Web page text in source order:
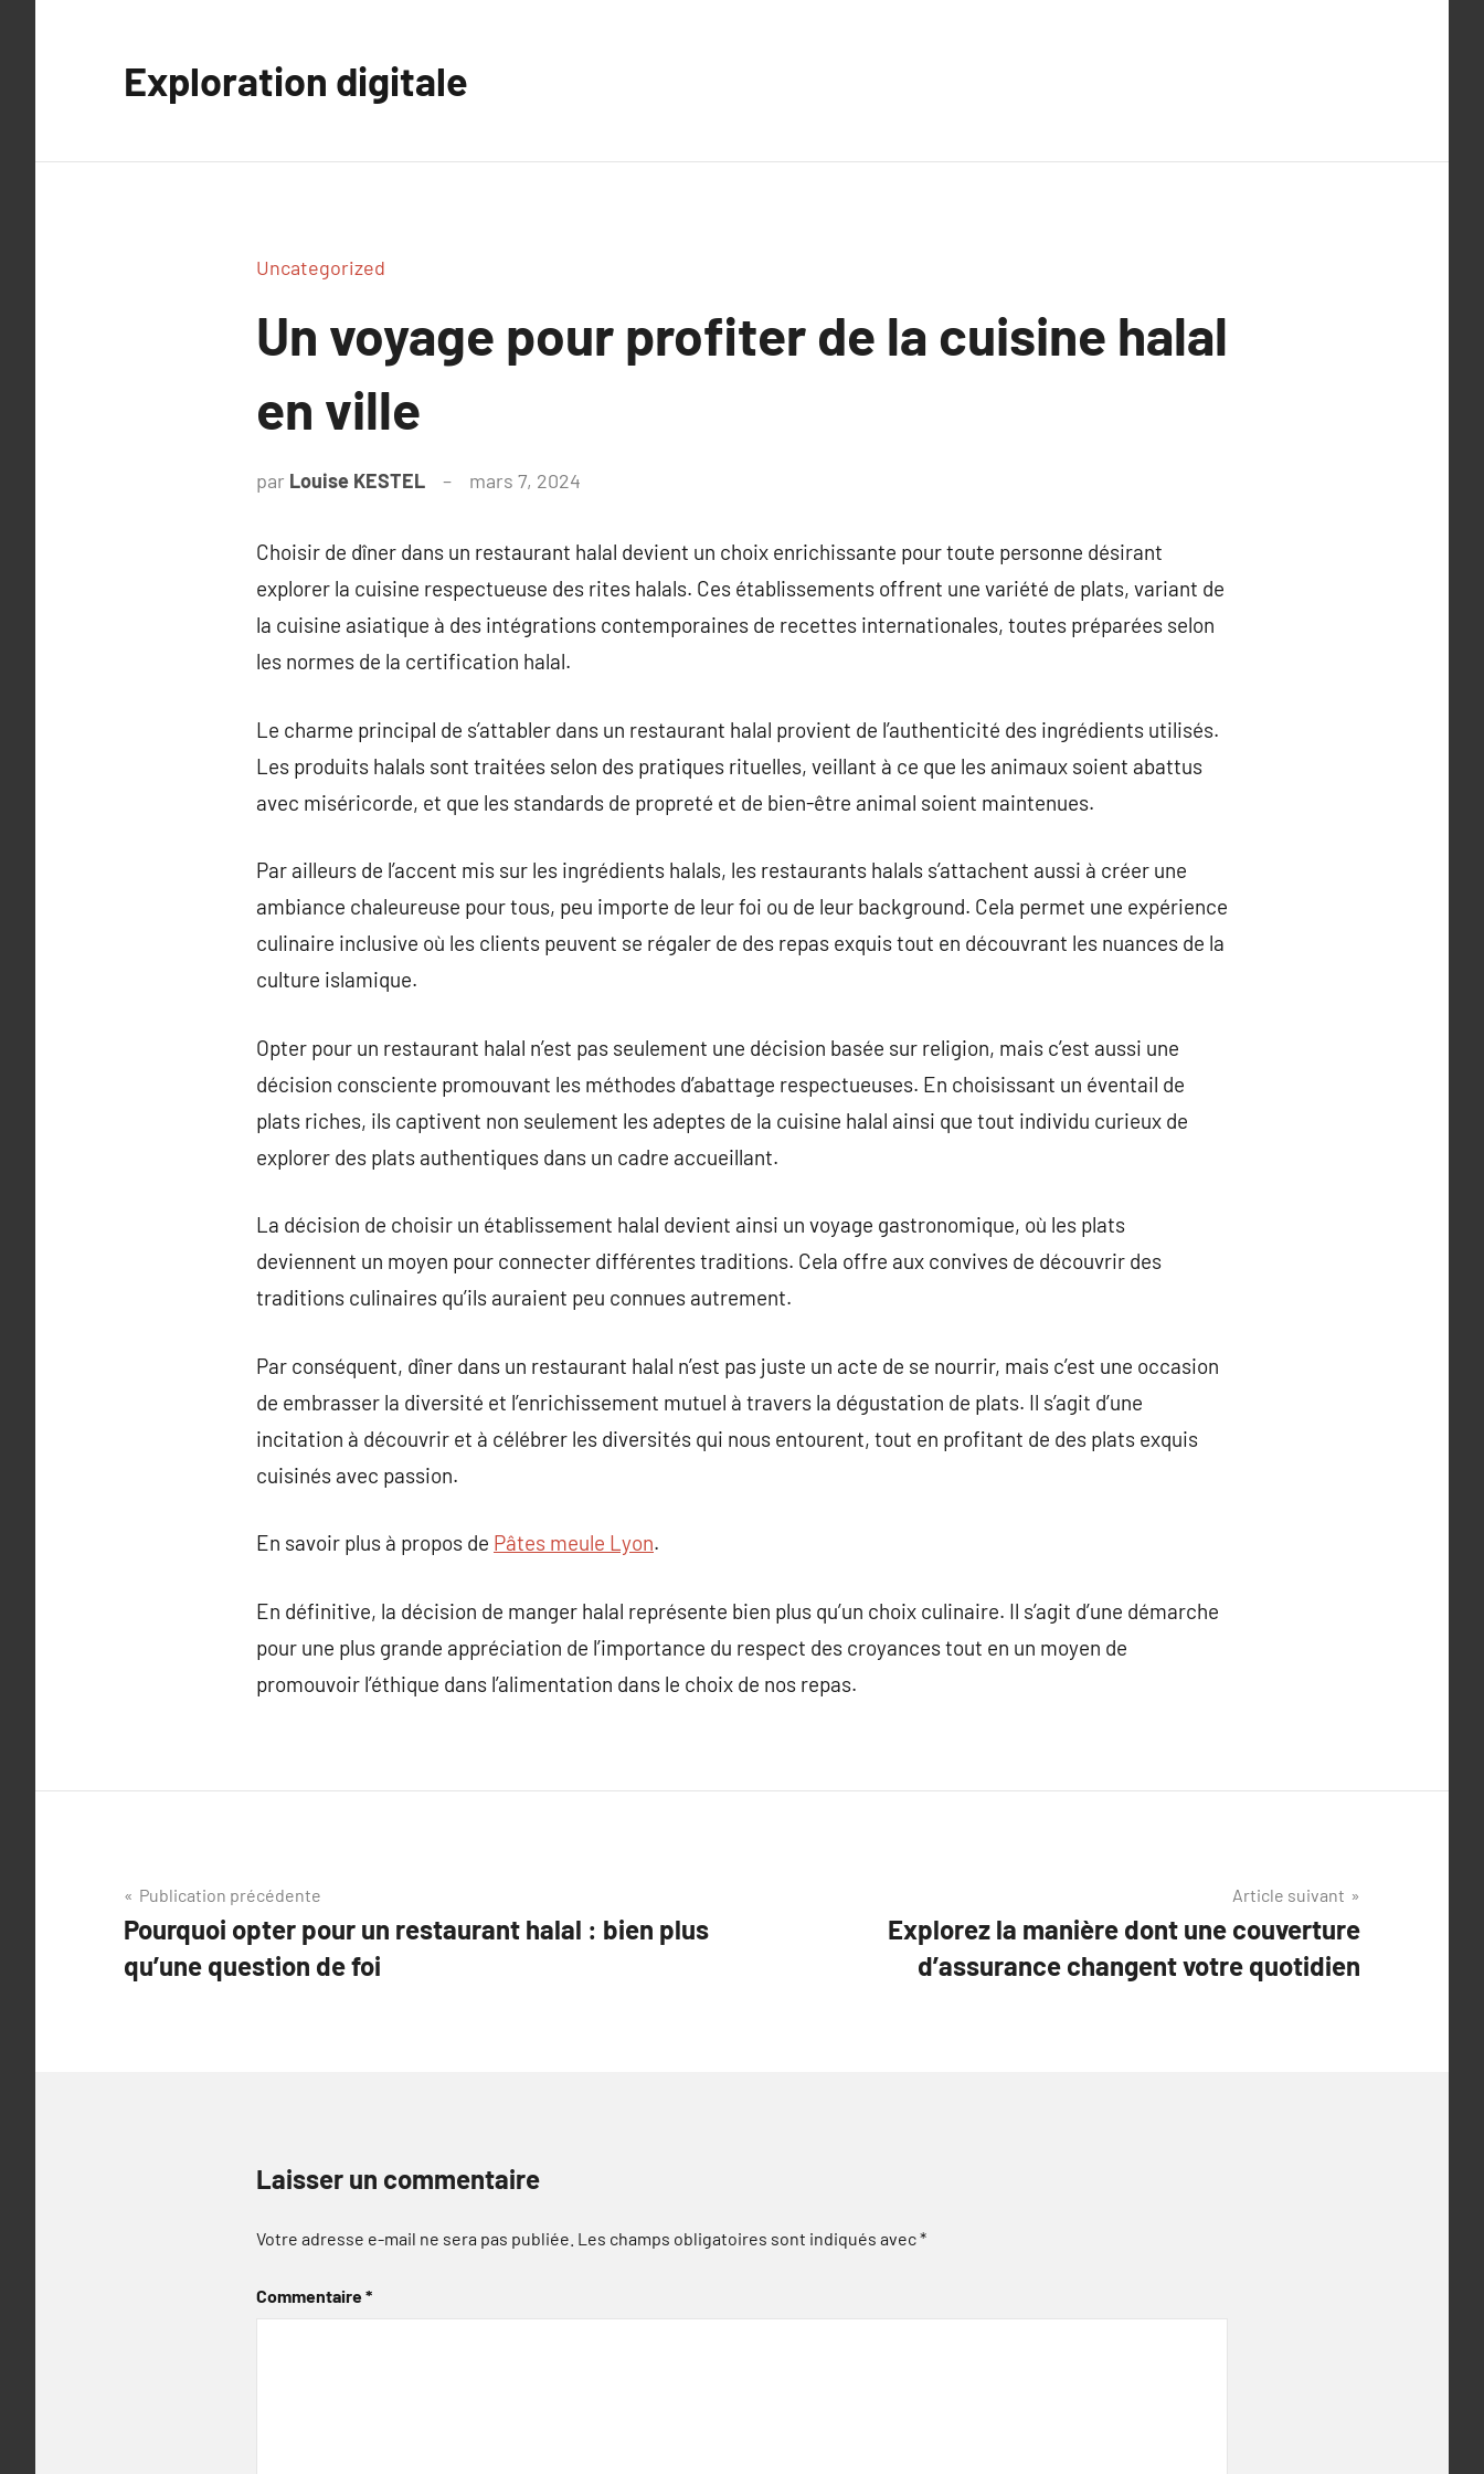
Exploration digitale
Uncategorized
Un voyage pour profiter de la cuisine halal
en ville
par Louise KESTEL mars 7, 2024
Choisir de dîner dans un restaurant halal devient un choix enrichissante pour toute personne désirant
explorer la cuisine respectueuse des rites halals. Ces établissements offrent une variété de plats, variant de
la cuisine asiatique à des intégrations contemporaines de recettes internationales, toutes préparées selon
les normes de la certification halal.
Le charme principal de s’attabler dans un restaurant halal provient de l’authenticité des ingrédients utilisés.
Les produits halals sont traitées selon des pratiques rituelles, veillant à ce que les animaux soient abattus
avec miséricorde, et que les standards de propreté et de bien-être animal soient maintenues.
Par ailleurs de l’accent mis sur les ingrédients halals, les restaurants halals s’attachent aussi à créer une
ambiance chaleureuse pour tous, peu importe de leur foi ou de leur background. Cela permet une expérience
culinaire inclusive où les clients peuvent se régaler de des repas exquis tout en découvrant les nuances de la
culture islamique.
Opter pour un restaurant halal n’est pas seulement une décision basée sur religion, mais c’est aussi une
décision consciente promouvant les méthodes d’abattage respectueuses. En choisissant un éventail de
plats riches, ils captivent non seulement les adeptes de la cuisine halal ainsi que tout individu curieux de
explorer des plats authentiques dans un cadre accueillant.
La décision de choisir un établissement halal devient ainsi un voyage gastronomique, où les plats
deviennent un moyen pour connecter différentes traditions. Cela offre aux convives de découvrir des
traditions culinaires qu’ils auraient peu connues autrement.
Par conséquent, dîner dans un restaurant halal n’est pas juste un acte de se nourrir, mais c’est une occasion
de embrasser la diversité et l’enrichissement mutuel à travers la dégustation de plats. Il s’agit d’une
incitation à découvrir et à célébrer les diversités qui nous entourent, tout en profitant de des plats exquis
cuisinés avec passion.
En savoir plus à propos de Pâtes meule Lyon.
En définitive, la décision de manger halal représente bien plus qu’un choix culinaire. Il s’agit d’une démarche
pour une plus grande appréciation de l’importance du respect des croyances tout en un moyen de
promouvoir l’éthique dans l’alimentation dans le choix de nos repas.
Navigation
de
l’article
Publication précédente
Pourquoi opter pour un restaurant halal : bien plus
qu’une question de foi
Article suivant
Explorez la manière dont une couverture
d’assurance changent votre quotidien
Laisser un commentaire
Votre adresse e-mail ne sera pas publiée. Les champs obligatoires sont indiqués avec*
Commentaire*